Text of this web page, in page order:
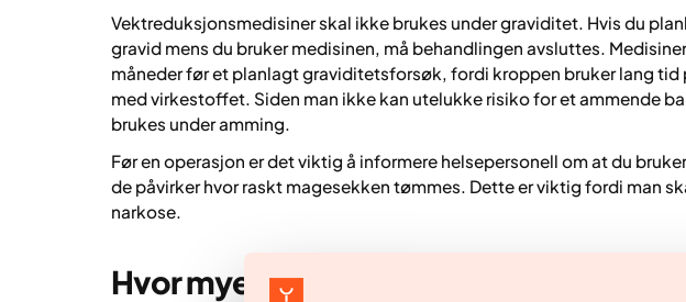
Vektreduksjonsmedisiner skal ikke brukes under graviditet. Hvis du
gravid mens du bruker medisinen, må behandlingen avsluttes.
måneder før et planlagt graviditetsforsøk, fordi kroppen bruker lang tid
med virkestoffet. Siden man ikke kan utelukke risiko for et ammende
brukes under amming.
Før en operasjon er det viktig å informere helsepersonell om at du
de påvirker hvor raskt magesekken tømmes. Dette er viktig fordi man
narkose.
Hvor mye vektnedgang kan man